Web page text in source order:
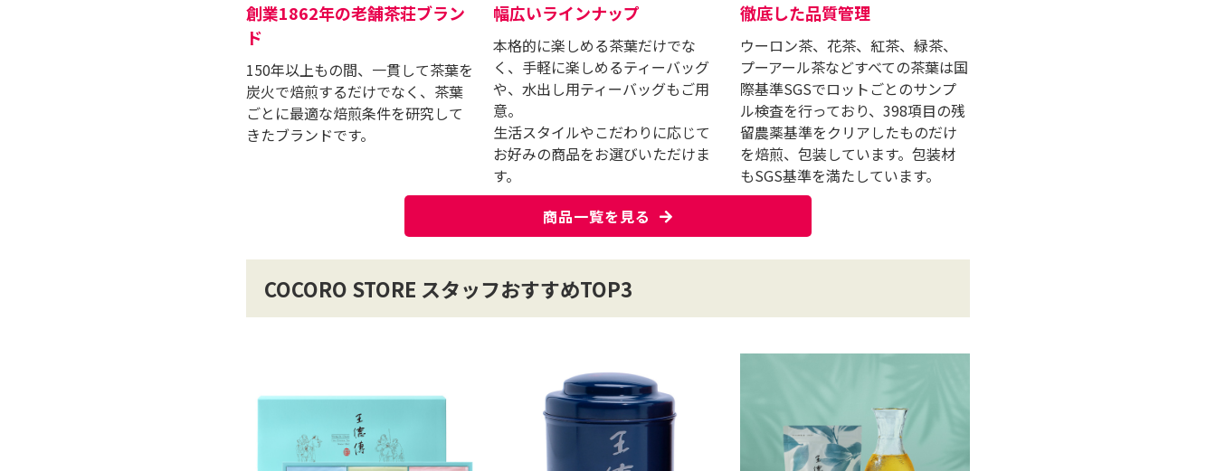
創業1862年の⽼舗茶荘ブラン
ド
150年以上もの間、一貫して茶葉を
炭火で焙煎するだけでなく、茶葉
ごとに最適な焙煎条件を研究して
きたブランドです。
幅広いラインナップ
本格的に楽しめる茶葉だけでな
く、⼿軽に楽しめるティーバッグ
や、⽔出し⽤ティーバッグもご⽤
意。
⽣活スタイルやこだわりに応じて
お好みの商品をお選びいただけま
す。
徹底した品質管理
ウーロン茶、花茶、紅茶、緑茶、
プーアール茶などすべての茶葉は国
際基準SGSでロットごとのサンプ
ル検査を⾏っており、398項⽬の残
留農薬基準をクリアしたものだけ
を焙煎、包装しています。包装材
もSGS基準を満たしています。
商品一覧を見る
COCORO STORE スタッフおすすめTOP3